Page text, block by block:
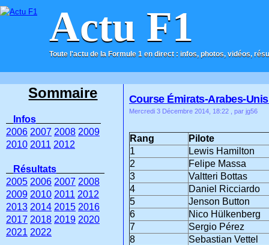
Actu F1
Toute l'actu de la Formule 1 en direct : infos, photos, vidéos,
ACCUEIL CONTACT
Course Émirats-Arabes-
Mercredi 3 Décembre 2014, 18:22 , par jg56
Rang
Pilote
1
Lewis Hamilton
2
Felipe Massa
3
Valtteri Bottas
4
Daniel Ricciardo
5
Jenson Button
6
Nico Hülkenberg
7
Sergio Pérez
8
Sebastian Vettel
Sommaire
Infos
2006 2007 2008 2009
2010 2011 2012
Résultats
2005 2006 2007 2008
2009 2010 2011 2012
2013 2014 2015 2016
2017 2018 2019 2020
2021 2022